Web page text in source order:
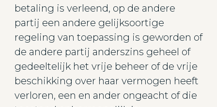
betaling is verleend, op de andere
partij een andere gelijksoortige
regeling van toepassing is geworden of
de andere partij anderszins geheel of
gedeeltelijk het vrije beheer of de vrije
beschikking over haar vermogen heeft
verloren, een en ander ongeacht of die